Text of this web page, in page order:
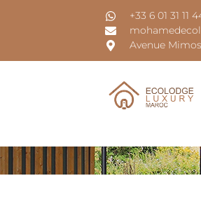
+33 6 01 31 11
Avenue